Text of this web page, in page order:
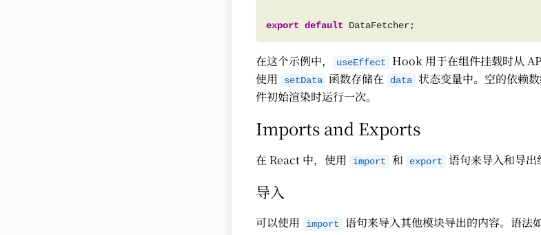
export default
在这个示例中， useEffect
Hook 用于在组件挂载时从
使用
setData 函数存储在 data 状态变量中。空的依赖
件初始渲染时运行一次。
Imports and Exports
在 React 中，使用 import 和 export 语句来导入和导出
导入
可以使用 import 语句来导入其他模块导出的内容。语法如